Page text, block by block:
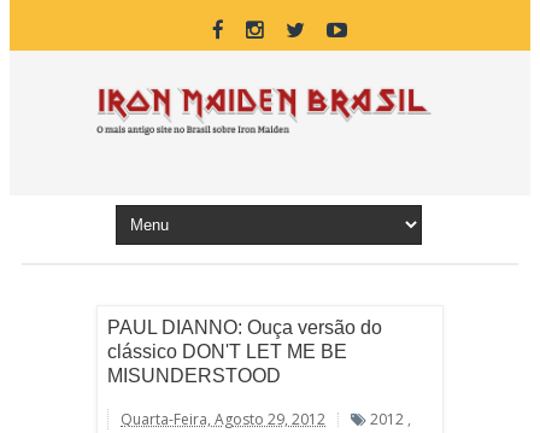
PAUL DIANNO: Ouça versão do
clássico DON'T LET ME BE
MISUNDERSTOOD
Quarta-Feira, Agosto 29, 2012 2012 ,